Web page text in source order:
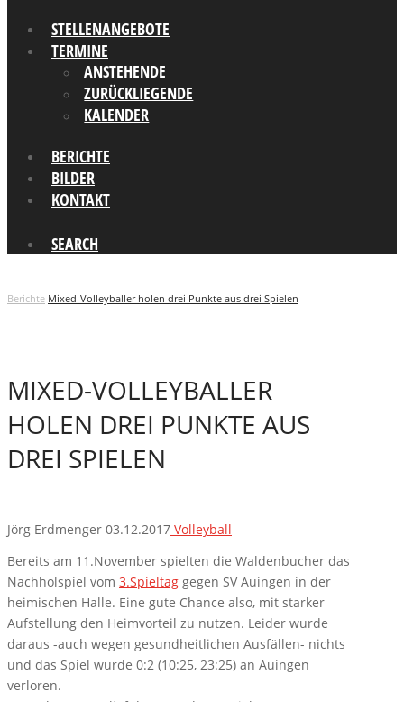
STELLENANGEBOTE
TERMINE
ANSTEHENDE
ZURÜCKLIEGENDE
KALENDER
BERICHTE
BILDER
KONTAKT
SEARCH
Berichte Mixed-Volleyballer holen drei Punkte aus drei Spielen
MIXED-VOLLEYBALLER
HOLEN DREI PUNKTE AUS
DREI SPIELEN
Jörg Erdmenger 03.12.2017 Volleyball
Bereits am 11.November spielten die Waldenbucher das
Nachholspiel vom 3.Spieltag gegen SV Auingen in der
heimischen Halle. Eine gute Chance also, mit starker
Aufstellung den Heimvorteil zu nutzen. Leider wurde
daraus -auch wegen gesundheitlichen Ausfällen- nichts
und das Spiel wurde 0:2 (10:25, 23:25) an Auingen
verloren.